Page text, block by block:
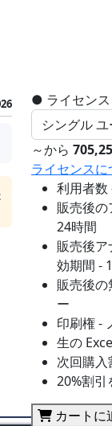
● ライセン
～から
ライセンスに
利用者数
販売後
24時間
販売後
効期間 -
販売後の
ー
印刷権 -
生の
次回購入
20%割引
カートに